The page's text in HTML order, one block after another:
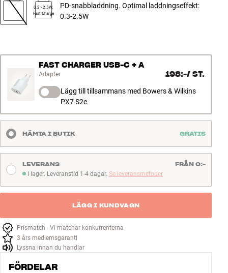
0.3 - 2.5W,
Fast Charge
PD-snabbladdning. Optimal laddningseffekt:
0.3-2.5W
FAST CHARGER USB-C + A
Adapter 198:-/ ST.
Lägg till tillsammans med Bowers & Wilkins
PX7 S2e
HÄMTA I BUTIK GRATIS
I lager. Leveranstid 1-4 dagar
I lager. Leveranstid 1-4 dagar. Se leveransmetoder
LEVERANS FRÅN 0:-
LÄGG I KUNDVAGN
Prismatch - Vi matchar konkurrenterna
3 års medlemsgaranti
Lyssna innan du handlar
FÖRDELAR